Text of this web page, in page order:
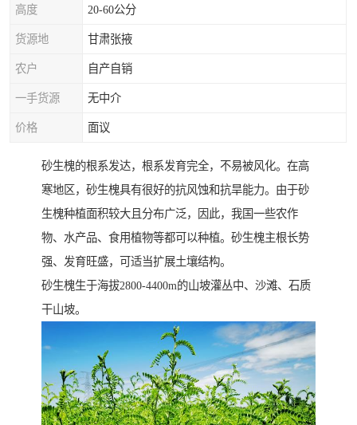
高度 20-60公分
货源地 甘肃张掖
农户 自产自销
一手货源 无中介
价格 面议
砂生槐的根系发达，根系发育完全，不易被风化。在高
寒地区，砂生槐具有很好的抗风蚀和抗旱能力。由于砂
生槐种植面积较大且分布广泛，因此，我国一些农作
物、水产品、食用植物等都可以种植。砂生槐主根长势
强、发育旺盛，可适当扩展土壤结构。
砂生槐生于海拔2800-4400m的山坡灌丛中、沙滩、石质
干山坡。